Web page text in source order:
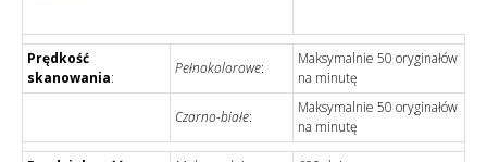
Prędkość
skanowania:
Pełnokolorowe:
Maksymalnie 50 oryginałów
na minutę
Czarno-białe:
Maksymalnie 50 oryginałów
na minutę